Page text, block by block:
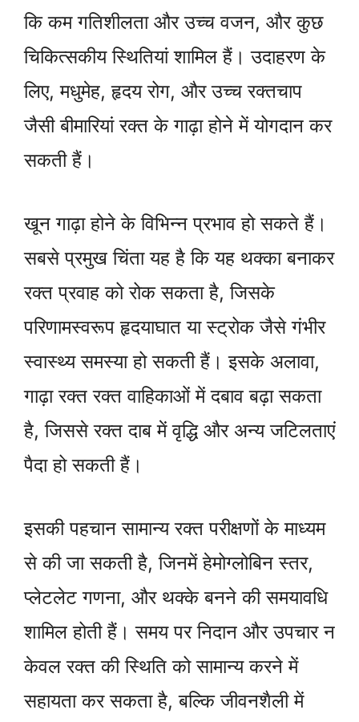
कि कम गतिशीलता और उच्च वजन, और कुछ
चिकित्सकीय स्थितियां शामिल हैं। उदाहरण के
लिए, मधुमेह, हृदय रोग, और उच्च रक्तचाप
जैसी बीमारियां रक्त के गाढ़ा होने में योगदान कर
सकती हैं।
खून गाढ़ा होने के विभिन्न प्रभाव हो सकते हैं।
सबसे प्रमुख चिंता यह है कि यह थक्का बनाकर
रक्त प्रवाह को रोक सकता है, जिसके
परिणामस्वरूप हृदयाघात या स्ट्रोक जैसे गंभीर
स्वास्थ्य समस्या हो सकती हैं। इसके अलावा,
गाढ़ा रक्त रक्त वाहिकाओं में दबाव बढ़ा सकता
है, जिससे रक्त दाब में वृद्धि और अन्य जटिलताएं
पैदा हो सकती हैं।
इसकी पहचान सामान्य रक्त परीक्षणों के माध्यम
से की जा सकती है, जिनमें हेमोग्लोबिन स्तर,
प्लेटलेट गणना, और थक्के बनने की समयावधि
शामिल होती हैं। समय पर निदान और उपचार न
केवल रक्त की स्थिति को सामान्य करने में
सहायता कर सकता है, बल्कि जीवनशैली में